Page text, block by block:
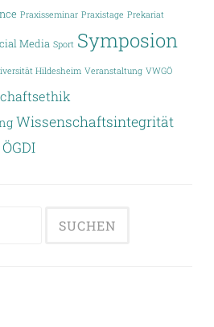
Praxisseminar Praxistage Prekariat
Media Sport Symposion
Hildesheim Veranstaltung VWGÖ
Wissenschaftsintegrität
ÖGDI